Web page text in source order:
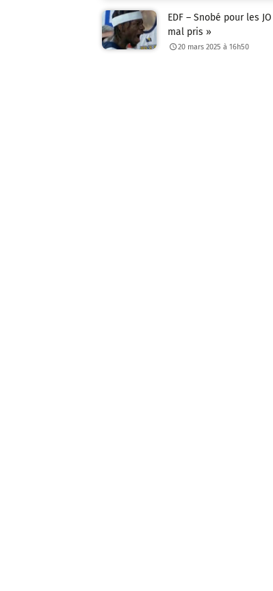
EDF – Snobé pour les
mal pris »
20 mars 2025 à 16h50